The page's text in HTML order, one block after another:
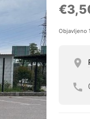
Objavljeno